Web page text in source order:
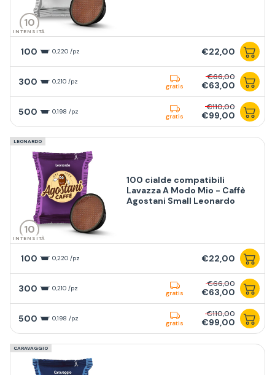
10
INTENSITÀ
100 0,220 /pz €22,00
300 0,210 /pz
gratis
€66,00
€63,00
500 0,198 /pz
gratis
€110,00
€99,00
LEONARDO
10
INTENSITÀ
100 cialde compatibili
Lavazza A Modo Mio - Caffè
Agostani Small Leonardo
100 0,220 /pz €22,00
300 0,210 /pz
gratis
€66,00
€63,00
500 0,198 /pz
gratis
€110,00
€99,00
CARAVAGGIO